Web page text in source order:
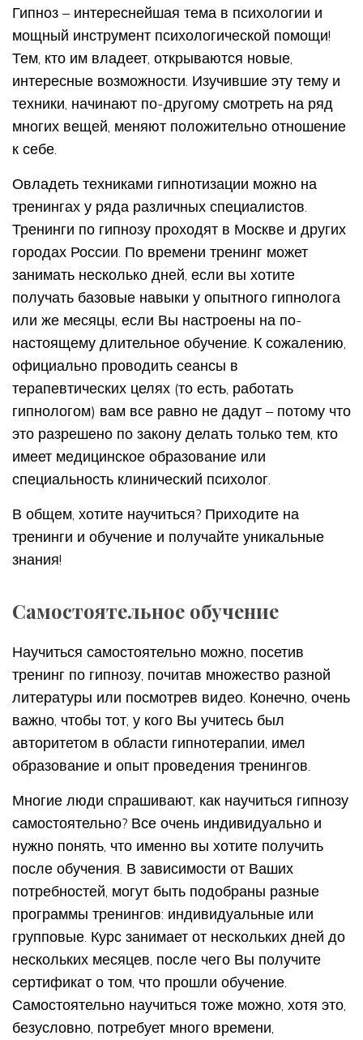
Гипноз – интереснейшая тема в психологии и
мощный инструмент психологической помощи!
Тем, кто им владеет, открываются новые,
интересные возможности. Изучившие эту тему и
техники, начинают по-другому смотреть на ряд
многих вещей, меняют положительно отношение
к себе.
Овладеть техниками гипнотизации можно на
тренингах у ряда различных специалистов.
Тренинги по гипнозу проходят в Москве и других
городах России. По времени тренинг может
занимать несколько дней, если вы хотите
получать базовые навыки у опытного гипнолога
или же месяцы, если Вы настроены на по-
настоящему длительное обучение. К сожалению,
официально проводить сеансы в
терапевтических целях (то есть, работать
гипнологом) вам все равно не дадут – потому что
это разрешено по закону делать только тем, кто
имеет медицинское образование или
специальность клинический психолог.
В общем, хотите научиться? Приходите на
тренинги и обучение и получайте уникальные
знания!
Самостоятельное обучение
Научиться самостоятельно можно, посетив
тренинг по гипнозу, почитав множество разной
литературы или посмотрев видео. Конечно, очень
важно, чтобы тот, у кого Вы учитесь был
авторитетом в области гипнотерапии, имел
образование и опыт проведения тренингов.
Многие люди спрашивают, как научиться гипнозу
самостоятельно? Все очень индивидуально и
нужно понять, что именно вы хотите получить
после обучения. В зависимости от Ваших
потребностей, могут быть подобраны разные
программы тренингов: индивидуальные или
групповые. Курс занимает от нескольких дней до
нескольких месяцев, после чего Вы получите
сертификат о том, что прошли обучение.
Самостоятельно научиться тоже можно, хотя это,
безусловно, потребует много времени,